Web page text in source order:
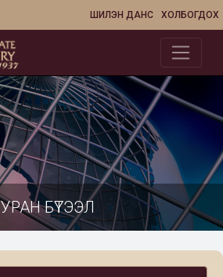
ХОЛБОГДОХ
ШИЛЭН ДАНС
УРАН БҮТЭЭЛ